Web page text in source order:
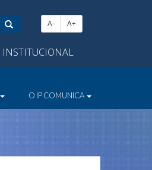
A- A+
INSTITUCIONAL
O IP COMUNICA